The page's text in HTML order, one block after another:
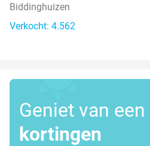
Biddinghuizen
Verkocht: 4.562
Geniet van een
kortingen